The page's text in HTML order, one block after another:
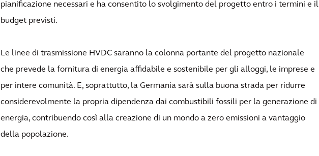
pianificazione necessari e ha consentito lo svolgimento del progetto entro i termini e il
budget previsti.
Le linee di trasmissione HVDC saranno la colonna portante del progetto nazionale
che prevede la fornitura di energia affidabile e sostenibile per gli alloggi, le imprese e
per intere comunità. E, soprattutto, la Germania sarà sulla buona strada per ridurre
considerevolmente la propria dipendenza dai combustibili fossili per la generazione di
energia, contribuendo così alla creazione di un mondo a zero emissioni a vantaggio
della popolazione.